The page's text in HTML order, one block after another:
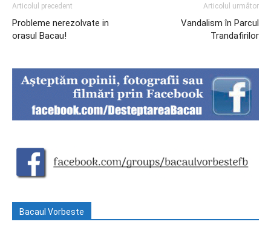
Articolul precedent
Probleme nerezolvate in
orasul Bacau!
Articolul următor
Vandalism în Parcul
Trandafirilor
Bacaul Vorbeste